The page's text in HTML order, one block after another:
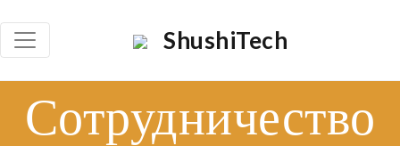
ShushiTech
Сотрудничество